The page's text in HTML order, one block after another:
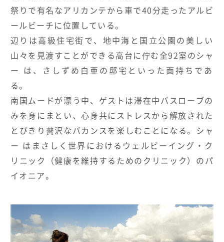
祭りで有名なアリカンテから車で40分走ったアルビ
ー ルビーチに位置している。
辺りは高級住宅街で、 地中海と国立公園の美しい
山々を見渡すことができる高台に佇む全92室のシャ
ー は、
さしずめ白亜の邸宅といった面持ちであ
る。
南国ムードが漂う中、 ゲストは滞在中バスローブの
みを身にまとい、心身共にストレスから 解放された
とびきり贅沢なバカンスを楽しむことになる。シャ
ー はまさしく世界におけるウェルビーイング・
ク
リニック（健康を維持するためのクリニック）のパ
イオニア。